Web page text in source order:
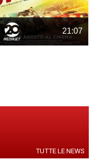
21:07
TUTTE LE NEWS